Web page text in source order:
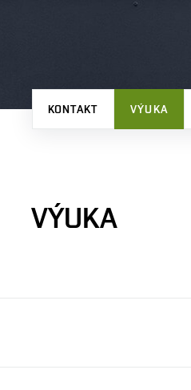
KONTAKT VÝUKA
VÝUKA